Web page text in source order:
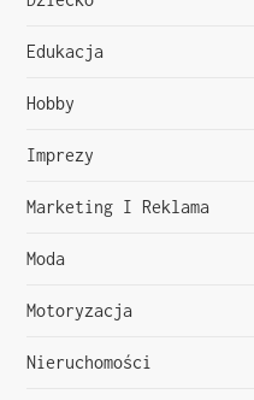
j
a
w
p
i
s
u
Edukacja
Hobby
Imprezy
Marketing I Reklama
Moda
Motoryzacja
Nieruchomości